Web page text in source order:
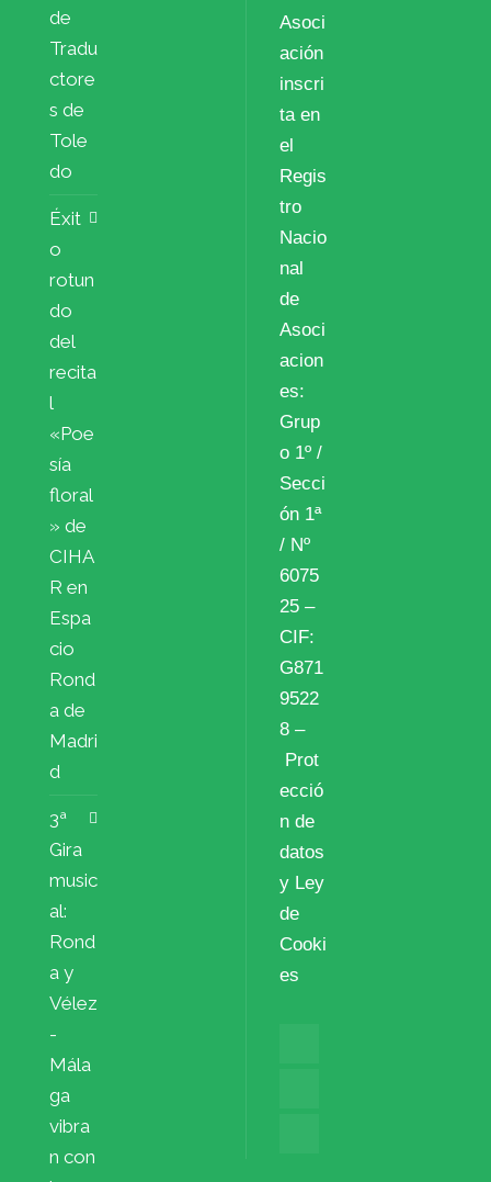
de
Tradu
ctore
s de
Tole
do
Éxit
o
rotun
do
del
recita
l
«Poe
sía
floral
» de
CIHA
R en
Espa
cio
Rond
a de
Madri
d
3ª
Gira
music
al:
Rond
a y
Vélez
-
Mála
ga
vibra
n con
Asoci
ación
inscri
ta en
el
Regis
tro
Nacio
nal
de
Asoci
acion
es:
Grup
o 1º /
Secci
ón 1ª
/ Nº
6075
25 –
CIF:
G871
9522
8 –
Prot
ecció
n de
datos
y Ley
de
Cooki
es